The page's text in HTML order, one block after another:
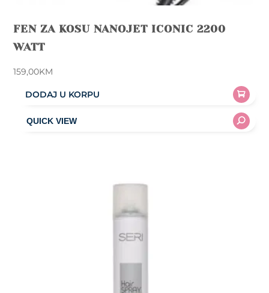
FEN ZA KOSU NANOJET ICONIC 2200
WATT
159,00KM
DODAJ U KORPU